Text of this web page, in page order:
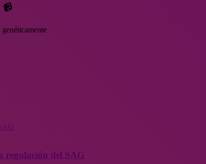
📹
regulación del SAG